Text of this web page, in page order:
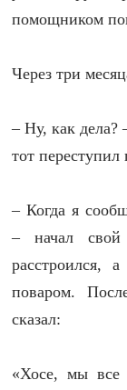
помощником
Через три
– Ну, как дела?
тот переступил
– Когда я
– начал
расстроился,
поваром.
сказал:
«Хосе, мы все